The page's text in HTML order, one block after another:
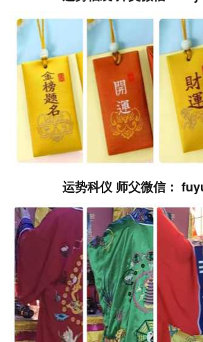
运势科仪 师父微信：